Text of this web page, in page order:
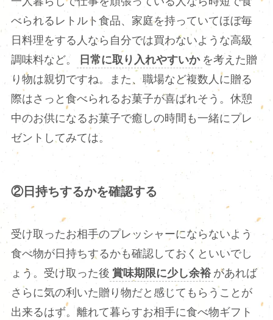
べられるレトルト食品、家庭を持っていてほぼ毎
日料理をする人なら自分では買わないような高級
調味料など。
日常に取り入れやすいか を考えた贈
り物は親切ですね。また、職場など複数人に贈る
際はさっと食べられるお菓子が喜ばれそう。休憩
中のお供になるお菓子で癒しの時間も一緒にプレ
ゼントしてみては。
②日持ちするかを確認する
受け取ったお相手のプレッシャーにならないよう
食べ物が日持ちするかも確認しておくといいでし
ょう。受け取った後 賞味期限に少し余裕 があれば
さらに気の利いた贈り物だと感じてもらうことが
出来るはず。離れて暮らすお相手に食べ物ギフト